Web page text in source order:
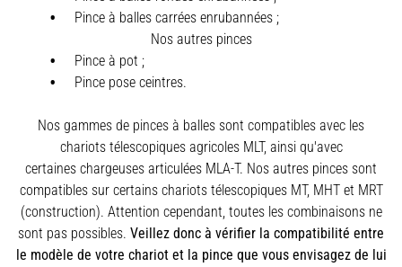
Pince à balles carrées enrubannées ;
Nos autres pinces
Pince à pot ;
Pince pose ceintres.
Nos gammes de pinces à balles sont compatibles avec les
chariots télescopiques agricoles MLT, ainsi qu'avec
certaines chargeuses articulées MLA-T. Nos autres pinces sont
compatibles sur certains chariots télescopiques MT, MHT et MRT
(construction). Attention cependant, toutes les combinaisons ne
sont pas possibles. Veillez donc à vérifier la compatibilité entre
le modèle de votre chariot et la pince que vous envisagez de lui